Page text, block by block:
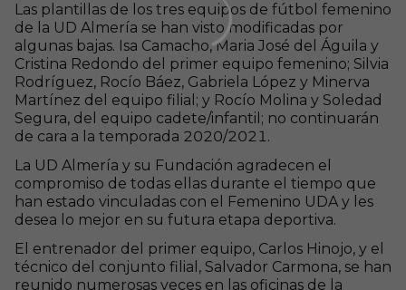
Las plantillas de los tres equipos de fútbol femenino
de la UD Almería se han visto modificadas por
algunas bajas. Isa Camacho, Maria José del Águila y
Cristina Redondo del primer equipo femenino; Silvia
Rodríguez, Rocío Báez, Gabriela López y Minerva
Martínez del equipo filial; y Rocío Molina y Soledad
Segura, del equipo cadete/infantil; no continuarán
de cara a la temporada 2020/2021.
La UD Almería y su Fundación agradecen el
compromiso de todas ellas durante el tiempo que
han estado vinculadas con el Femenino UDA y les
desea lo mejor en su futura etapa deportiva.
El entrenador del primer equipo, Carlos Hinojo, y el
técnico del conjunto filial, Salvador Carmona, se han
reunido numerosas veces en las oficinas de la